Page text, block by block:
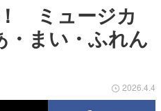
ミュージカ
まい・ふれん
2026.4.4